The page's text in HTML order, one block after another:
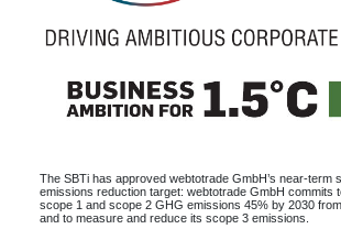
The SBTi has approved webtotrade GmbH’s near-term
emissions reduction target: webtotrade GmbH commits
scope 1 and scope 2 GHG emissions 45% by 2030
and to measure and reduce its scope 3 emissions.